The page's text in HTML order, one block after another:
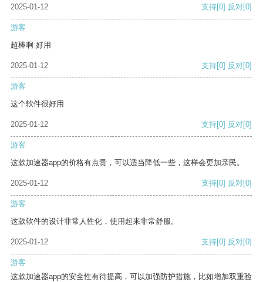
2025-01-12
支持[0] 反对[0]
游客
超棒啊 好用
2025-01-12 支持[0] 反对[0]
游客
这个软件很好用
2025-01-12 支持[0] 反对[0]
游客
这款加速器app的价格有点贵，可以适当降低一些，这样会更加亲民。
2025-01-12 支持[0] 反对[0]
游客
这款软件的设计非常人性化，使用起来非常舒服。
2025-01-12 支持[0] 反对[0]
游客
这款加速器app的安全性有待提高，可以加强防护措施，比如增加双重验